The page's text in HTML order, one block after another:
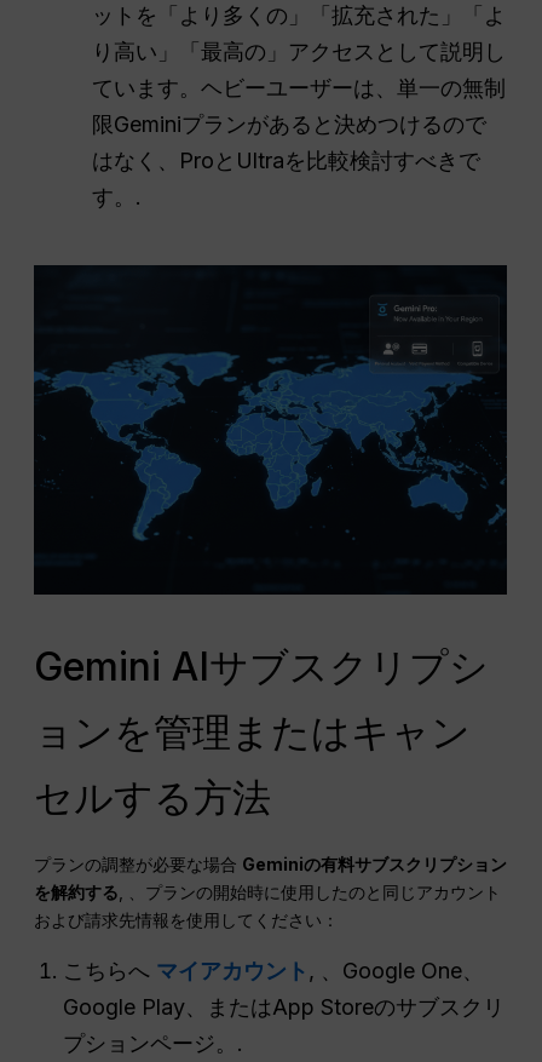
ットを「より多くの」「拡充された」「よ
り高い」「最高の」アクセスとして説明し
ています。ヘビーユーザーは、単一の無制
限Geminiプランがあると決めつけるので
はなく、ProとUltraを比較検討すべきで
す。.
Gemini AIサブスクリプシ
ョンを管理またはキャン
セルする方法
プランの調整が必要な場合 Geminiの有料サブスクリプション
を解約する , 、プランの開始時に使用したのと同じアカウント
および請求先情報を使用してください：
こちらへ マイアカウント , 、Google One、
Google Play、またはApp Storeのサブスクリ
プションページ。.